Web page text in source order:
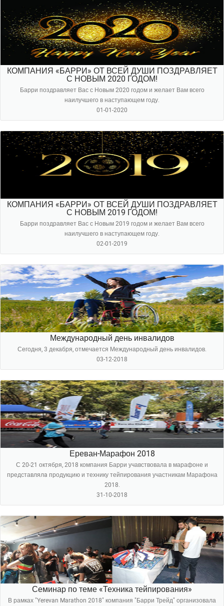
КОМПАНИЯ «БАРРИ» ОТ ВСЕЙ ДУШИ ПОЗДРАВЛЯЕТ
С НОВЫМ 2020 ГОДОМ!
Барри поздравляет Вас с Новым 2020 годом и желает Вам всего
наилучшего в наступающем году.
01-01-2020
КОМПАНИЯ «БАРРИ» ОТ ВСЕЙ ДУШИ ПОЗДРАВЛЯЕТ
С НОВЫМ 2019 ГОДОМ!
Барри поздравляет Вас с Новым 2019 годом и желает Вам всего
наилучшего в наступающем году.
02-01-2019
Международный день инвалидов
Сегодня, 3 декабря, отмечается Международный день инвалидов.
03-12-2018
Ереван-Марафон 2018
С 20-21 октября, 2018 компания Барри учавствовала в марафоне и
представлялa продукцию и технику тейпирования участникам Марафона
2018.
31-10-2018
Семинар по теме «Техника тейпирования»
В рамках "Yerevan Marathon 2018" компания "Барри Трейд" организовала